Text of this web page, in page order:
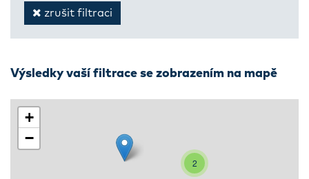
zrušit filtraci
Výsledky vaší filtrace se zobrazením na mapě
2
+
−